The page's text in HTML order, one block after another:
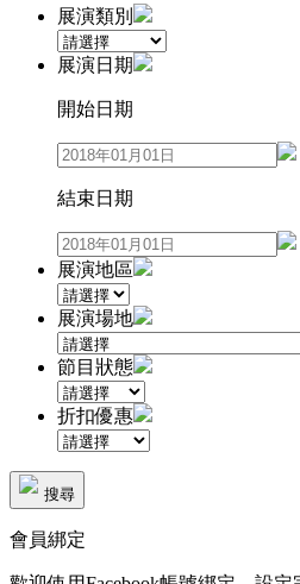
展演類別
展演日期
開始日期
結束日期
展演地區
展演場地
節目狀態
折扣優惠
搜尋
會員綁定